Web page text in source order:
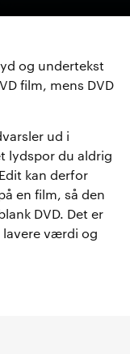
og undertekst
film, mens DVD
ud i
lydspor du aldrig
kan derfor
en film, så den
DVD. Det er
værdi og